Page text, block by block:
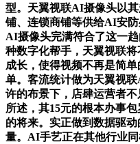
型。天翼视联AI摄像头以
铺、连锁商铺等供给AI安
AI摄像头完满符合了这一
种数字化帮手，天翼视联
成长，使得视频不再是简
单。客流统计做为天翼视
许的布景下，店肆运营者
所述，其15元的根本办事
的将来。实正做到数据驱
量。AI手艺正在其他行业